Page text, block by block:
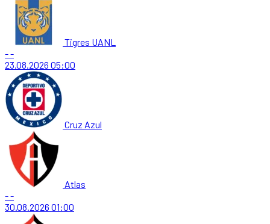
Tigres UANL
--
23.08.2026 05:00
Cruz Azul
Atlas
--
30.08.2026 01:00